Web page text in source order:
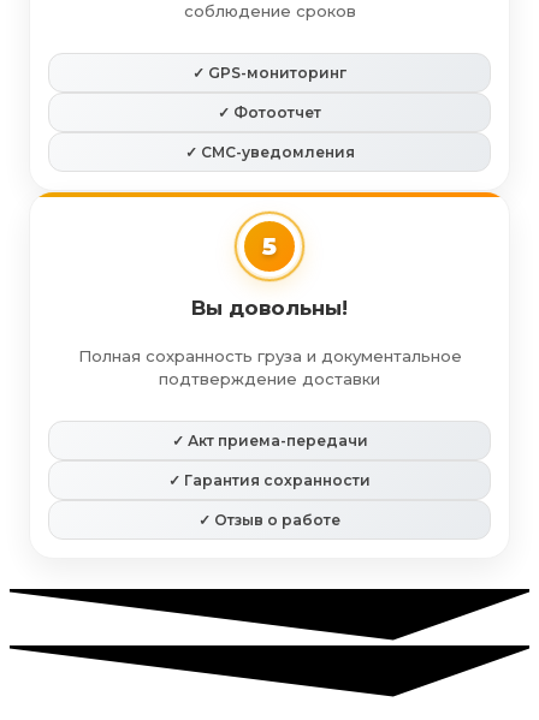
соблюдение сроков
✓ GPS-мониторинг
✓ Фотоотчет
✓ СМС-уведомления
5
Вы довольны!
Полная сохранность груза и документальное
подтверждение доставки
✓ Акт приема-передачи
✓ Гарантия сохранности
✓ Отзыв о работе